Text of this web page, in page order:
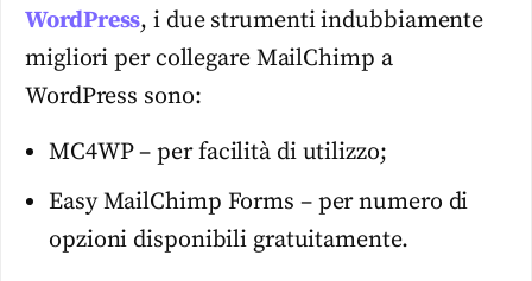
WordPress, i due strumenti indubbiamente
migliori per collegare MailChimp a
WordPress sono:
MC4WP – per facilità di utilizzo;
Easy MailChimp Forms – per numero di
opzioni disponibili gratuitamente.